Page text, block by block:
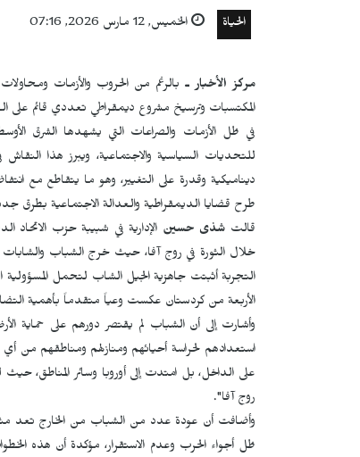
الحياة الخميس, 12 مارس 2026, 07:16
مركز الأخبار ـ بالرغم من الحروب والأزمات
المكتسبات وترسيخ مشروع ديمقراطي تعددي قائم على
في ظل الأزمات والصراعات التي يشهدها الشرق
للتحديات السياسية والاجتماعية، ويبرز هذا
ديناميكية وقدرة على التغيير، وهو ما يتقاطع مع
طرح قضايا الديمقراطية والعدالة الاجتماعية بطرق
قالت شذى حسين الإدارية في شبيبة حزب الاتحاد
خلال الثورة في روج آفا، حيث خرج الشباب
التجربة أثبتت جاهزية الجيل الشاب لتحمل المسؤولية
الأربعة من كردستان عكست وعياً متقدماً بأهمية
وأشارت إلى أن الشباب لم يقتصر دورهم على حماية
استعدادهم لحراسة أحيائهم ومنازلهم ومناطقهم من
على الداخل، بل امتدت إلى أوروبا وسائر المناطق، حيث
روج آفا".
وأضافت أن عودة عدد من الشباب من الخارج تعد
ظل أجواء الحرب وعدم الاستقرار، مؤكدة أن هذه